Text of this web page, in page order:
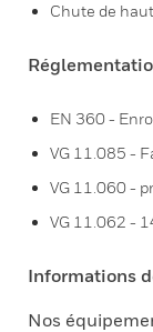
Chute de
EN 360 -
VG 11.085 -
VG 11.060 -
VG 11.062 -
Informations
Nos